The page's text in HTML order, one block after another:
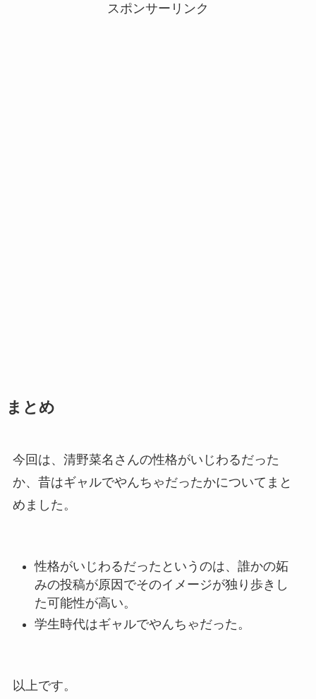
スポンサーリンク
まとめ
今回は、清野菜名さんの性格がいじわるだった
か、昔はギャルでやんちゃだったかについてまと
めました。
性格がいじわるだったというのは、誰かの妬
みの投稿が原因でそのイメージが独り歩きし
た可能性が高い。
学生時代はギャルでやんちゃだった。
以上です。